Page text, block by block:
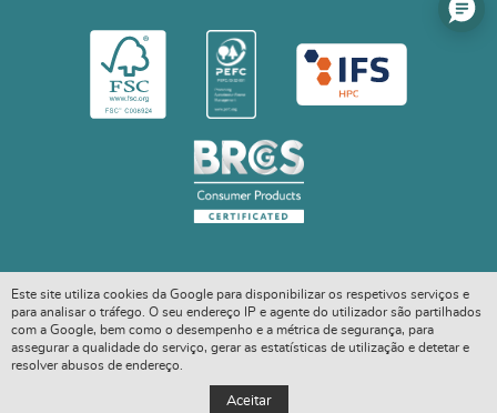
COPYRIGHT © 2026. ALL RIGHTS RESERVED
Este site utiliza cookies da Google para disponibilizar os respetivos serviços e
para analisar o tráfego. O seu endereço IP e agente do utilizador são partilhados
com a Google, bem como o desempenho e a métrica de segurança, para
assegurar a qualidade do serviço, gerar as estatísticas de utilização e detetar e
resolver abusos de endereço.
Aceitar